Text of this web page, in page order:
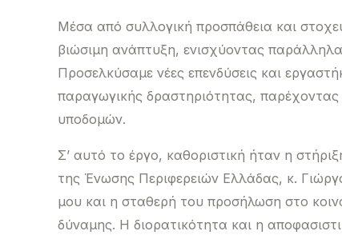
Μέσα από συλλογική προσπάθεια και
βιώσιμη ανάπτυξη, ενισχύοντας
Προσελκύσαμε νέες επενδύσεις και
παραγωγικής δραστηριότητας,
υποδομών.
Σ’ αυτό το έργο, καθοριστική ήταν η
της Ένωσης Περιφερειών Ελλάδας, κ.
μου και η σταθερή του προσήλωση στο
δύναμης. Η διορατικότητα και η